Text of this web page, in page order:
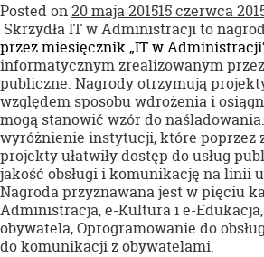
Posted on20 maja 201515 czerwca
Skrzydła IT w Administracji to
przez miesięcznik „IT w
informatycznym zrealizowanym
publiczne. Nagrody otrzymują
względem sposobu wdrożenia i
mogą stanowić wzór do
wyróżnienie instytucji, które poprzez
projekty ułatwiły dostęp do usług
jakość obsługi i komunikację na linii
Nagroda przyznawana jest w pięciu
Administracja, e-Kultura i e-Edukacja,
obywatela, Oprogramowanie do
do komunikacji z obywatelami.